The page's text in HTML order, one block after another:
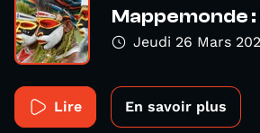
Mappemonde
Jeudi 26 Mars
Lire En savoir plus